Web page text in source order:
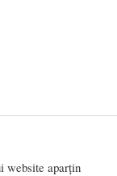
website aparțin